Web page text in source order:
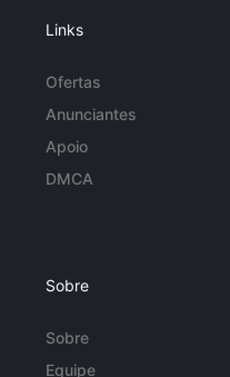
Links
Ofertas
Anunciantes
Apoio
DMCA
Sobre
Sobre
Equipe